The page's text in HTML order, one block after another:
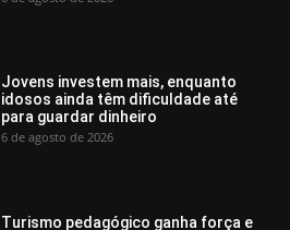
Jovens investem mais, enquanto
idosos ainda têm dificuldade até
para guardar dinheiro
6 de agosto de 2026
Turismo pedagógico ganha força e